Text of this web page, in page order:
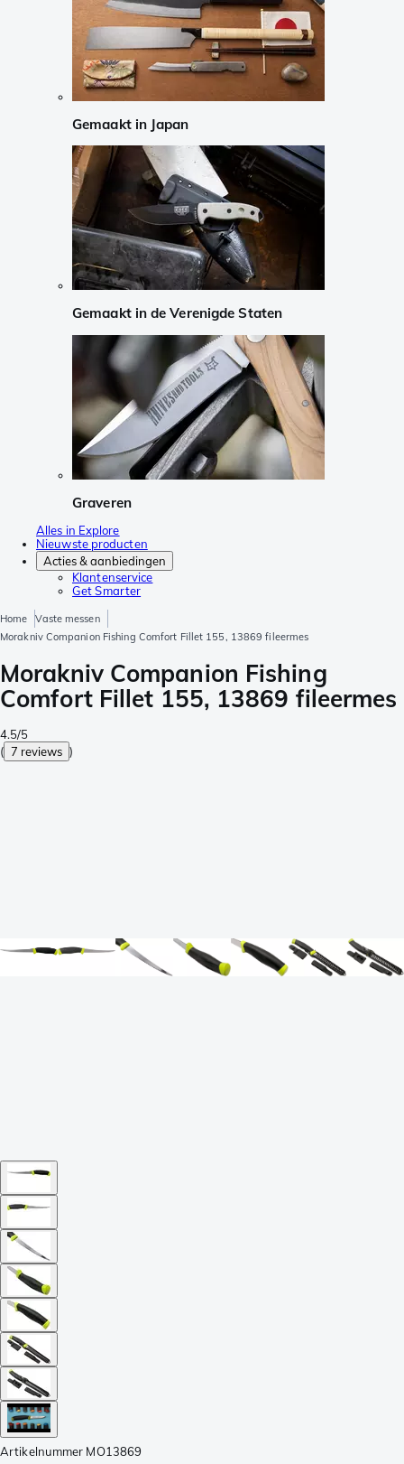
Gemaakt in Japan
Gemaakt in de Verenigde Staten
Graveren
Alles in Explore
Nieuwste producten
Acties & aanbiedingen
Klantenservice
Get Smarter
Home
Vaste messen
Morakniv Companion Fishing Comfort Fillet 155, 13869 fileermes
Morakniv Companion Fishing
Comfort Fillet 155, 13869 fileermes
4.5/5
( 7 reviews )
Artikelnummer MO13869